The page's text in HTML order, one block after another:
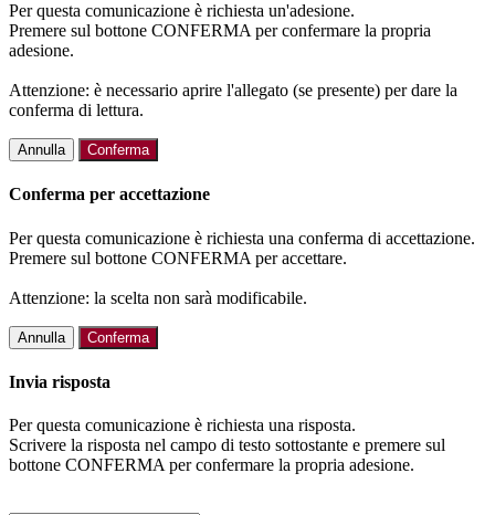
Per questa comunicazione è richiesta un'adesione.
Premere sul bottone CONFERMA per confermare la propria
adesione.
Attenzione: è necessario aprire l'allegato (se presente) per dare la
conferma di lettura.
Annulla Conferma
Conferma per accettazione
Per questa comunicazione è richiesta una conferma di accettazione.
Premere sul bottone CONFERMA per accettare.
Attenzione: la scelta non sarà modificabile.
Annulla Conferma
Invia risposta
Per questa comunicazione è richiesta una risposta.
Scrivere la risposta nel campo di testo sottostante e premere sul
bottone CONFERMA per confermare la propria adesione.